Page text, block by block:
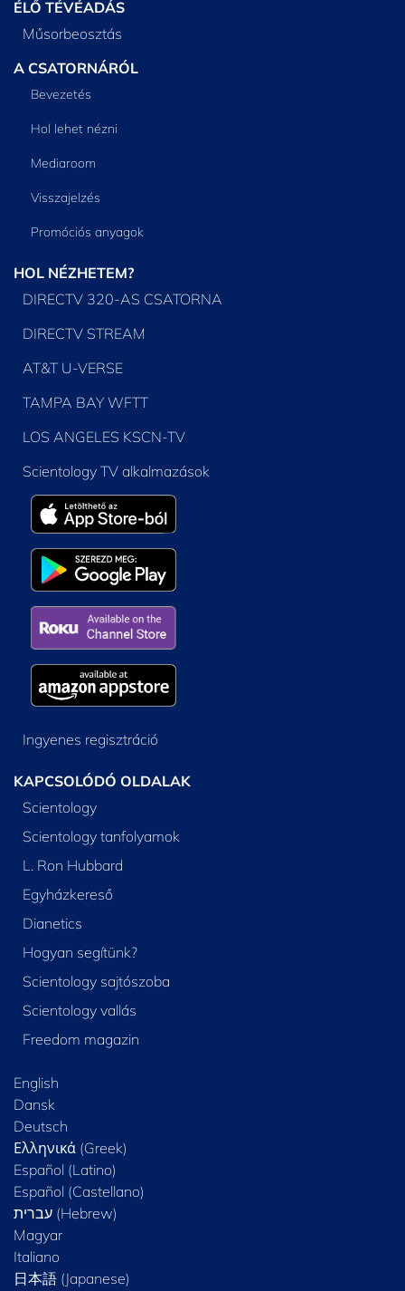
ÉLŐ TÉVÉADÁS
Műsorbeosztás
A CSATORNÁRÓL
Bevezetés
Hol lehet nézni
Mediaroom
Visszajelzés
Promóciós anyagok
HOL NÉZHETEM?
DIRECTV 320-AS CSATORNA
DIRECTV STREAM
AT&T U-VERSE
TAMPA BAY WFTT
LOS ANGELES KSCN-TV
Scientology TV alkalmazások
Ingyenes regisztráció
KAPCSOLÓDÓ OLDALAK
Scientology
Scientology tanfolyamok
L. Ron Hubbard
Egyházkereső
Dianetics
Hogyan segítünk?
Scientology sajtószoba
Scientology vallás
Freedom magazin
English
Dansk
Deutsch
Ελληνικά (Greek)
Español (Latino)
Español (Castellano)
Magyar
Italiano
日本語 (Japanese)